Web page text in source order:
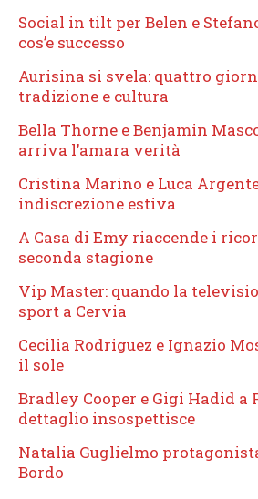
Social in tilt per Belen e
cos’e successo
Aurisina si svela: quattro
tradizione e cultura
Bella Thorne e Benjamin
arriva l’amara verità
Cristina Marino e Luca
indiscrezione estiva
A Casa di Emy riaccende i
seconda stagione
Vip Master: quando la
sport a Cervia
Cecilia Rodriguez e Ignazio
il sole
Bradley Cooper e Gigi Hadid a
dettaglio insospettisce
Natalia Guglielmo
Bordo